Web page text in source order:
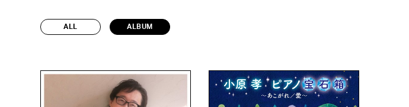
ALL ALBUM